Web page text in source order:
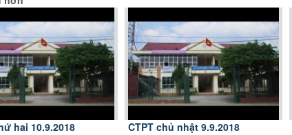
hai 10.9.2018
CTPT chủ nhật 9.9.2018